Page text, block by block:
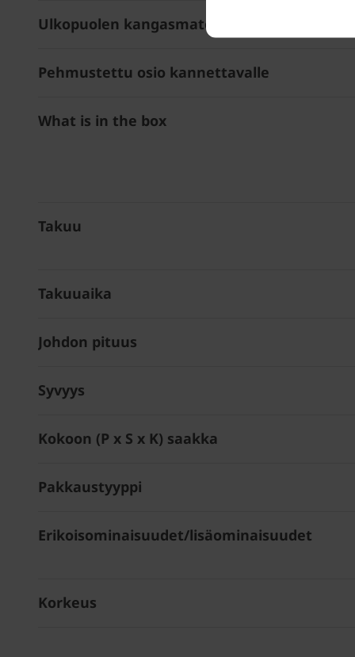
Ulkopuolen kangasmateriaali
Pehmustettu osio kannettavalle
What is in the box
Takuu
Takuuaika
Johdon pituus
Syvyys
Kokoon (P x S x K) saakka
Pakkaustyyppi
Erikoisominaisuudet/lisäominaisuudet
Korkeus